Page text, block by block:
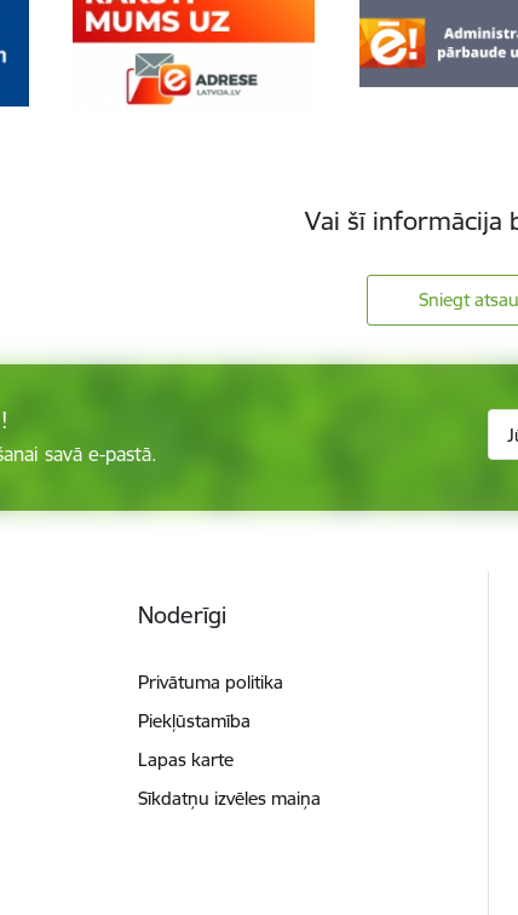
Vai šī informācija
Sniegt
savā e-pastā.
Noderīgi
Privātuma politika
Piekļūstamība
Lapas karte
Sīkdatņu izvēles maiņa